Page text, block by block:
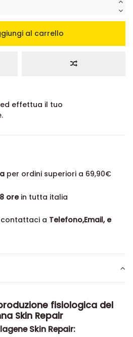
al carrello
ed effettua il tuo
per ordini superiori a 69,90€
orein tutta italia
contattaci a Telefono,Email, e
fisiologica del
Skin Repair
Skin Repair: